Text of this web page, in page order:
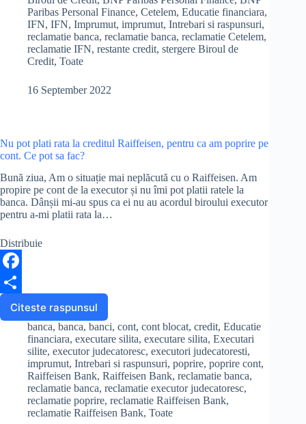
la
Biroul
de
Credit,
desi
platit
Ce
pot
fac?
Paribas Personal Finance, Cetelem, Educatie financiara,
IFN, IFN, Imprumut, imprumut, Intrebari si raspunsuri,
reclamatie banca, reclamatie banca, reclamatie Cetelem,
reclamatie IFN, restante credit, stergere Biroul de
Credit, Toate
16 September 2022
Nu pot plati rata la creditul Raiffeisen, pentru ca am poprire pe
cont. Ce pot sa fac?
Bună ziua, Am o situație mai neplăcută cu o Raiffeisen. Am
propire pe cont de la executor și nu îmi pot platii ratele la
banca. Dânșii mi-au spus ca ei nu au acordul biroului executor
pentru a-mi platii rata la…
Distribuie
F
Citeste raspunsul
Nu
pot
plati
rata
la
creditul
Raiffeisen,
pentru
ca
banca, banca, banci, cont, cont blocat, credit, Educatie
financiara, executare silita, executare silita, Executari
silite, executor judecatoresc, executori judecatoresti,
imprumut, Intrebari si raspunsuri, poprire, poprire cont,
Raiffeisen Bank, Raiffeisen Bank, reclamatie banca,
reclamatie banca, reclamatie executor judecatoresc,
reclamatie poprire, reclamatie Raiffeisen Bank,
reclamatie Raiffeisen Bank, Toate